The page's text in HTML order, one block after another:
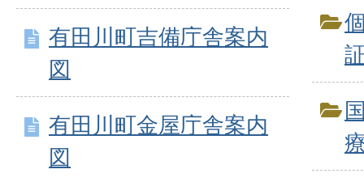
有田川町吉備庁舎案内
図
有田川町金屋庁舎案内
図